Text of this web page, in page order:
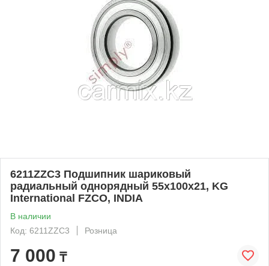
6211ZZC3 Подшипник шариковый
радиальный однорядный 55x100x21, KG
International FZCO, INDIA
В наличии
Код: 6211ZZC3
Розница
7 000 ₸